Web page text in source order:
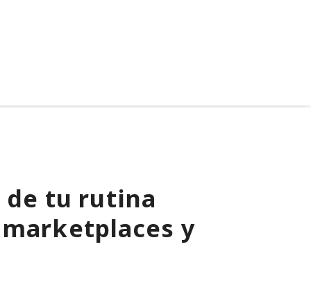
de tu rutina
y